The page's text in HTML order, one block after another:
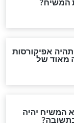
מילואים